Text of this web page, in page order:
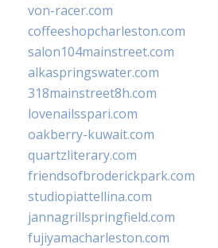
von-racer.com
coffeeshopcharleston.com
salon104mainstreet.com
alkaspringswater.com
318mainstreet8h.com
lovenailsspari.com
oakberry-kuwait.com
quartzliterary.com
friendsofbroderickpark.com
studiopiattellina.com
jannagrillspringfield.com
fujiyamacharleston.com